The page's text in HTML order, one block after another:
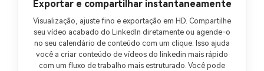
Exportar e compartilhar instantaneamente
Visualização, ajuste fino e exportação em HD. Compartilhe
seu vídeo acabado do LinkedIn diretamente ou agende-o
no seu calendário de conteúdo com um clique. Isso ajuda
você a criar conteúdo de vídeos do linkedin mais rápido
com um fluxo de trabalho mais estruturado. Você pode